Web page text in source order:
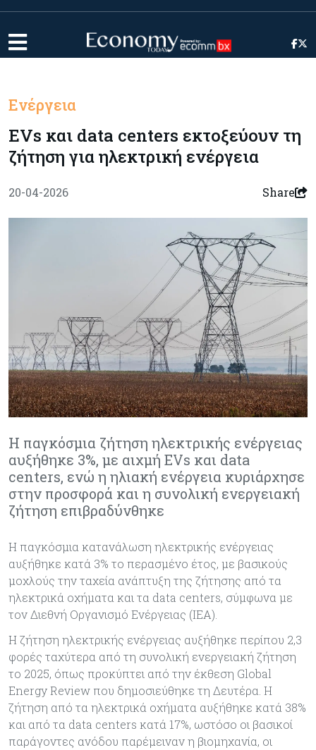
Ενέργεια
EVs και data centers εκτοξεύουν τη
ζήτηση για ηλεκτρική ενέργεια
20-04-2026 Share
Η παγκόσμια ζήτηση ηλεκτρικής ενέργειας
αυξήθηκε 3%, με αιχμή EVs και data
centers, ενώ η ηλιακή ενέργεια κυριάρχησε
στην προσφορά και η συνολική ενεργειακή
ζήτηση επιβραδύνθηκε
Η παγκόσμια κατανάλωση ηλεκτρικής ενέργειας
αυξήθηκε κατά 3% το περασμένο έτος, με βασικούς
μοχλούς την ταχεία ανάπτυξη της ζήτησης από τα
ηλεκτρικά οχήματα και τα data centers, σύμφωνα με
τον Διεθνή Οργανισμό Ενέργειας (IEA).
Η ζήτηση ηλεκτρικής ενέργειας αυξήθηκε περίπου 2,3
φορές ταχύτερα από τη συνολική ενεργειακή ζήτηση
το 2025, όπως προκύπτει από την έκθεση Global
Energy Review που δημοσιεύθηκε τη Δευτέρα. Η
ζήτηση από τα ηλεκτρικά οχήματα αυξήθηκε κατά 38%
και από τα data centers κατά 17%, ωστόσο οι βασικοί
παράγοντες ανόδου παρέμειναν η βιομηχανία, οι